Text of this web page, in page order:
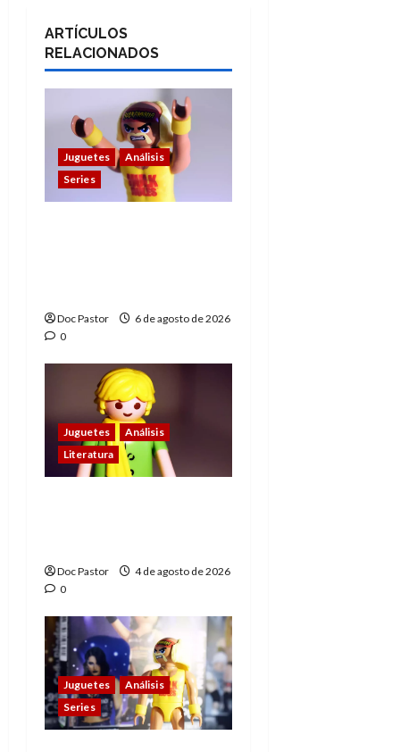
ARTÍCULOS
RELACIONADOS
Juguetes
Análisis
Series
Doc Pastor
6 de agosto de 2026
0
Juguetes
Análisis
Literatura
Doc Pastor
4 de agosto de 2026
0
Juguetes
Análisis
Series